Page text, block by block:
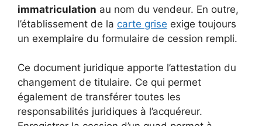
immatriculation au nom du vendeur. En outre,
l’établissement de la carte grise exige toujours
un exemplaire du formulaire de cession rempli.
Ce document juridique apporte l’attestation du
changement de titulaire. Ce qui permet
également de transférer toutes les
responsabilités juridiques à l’acquéreur.